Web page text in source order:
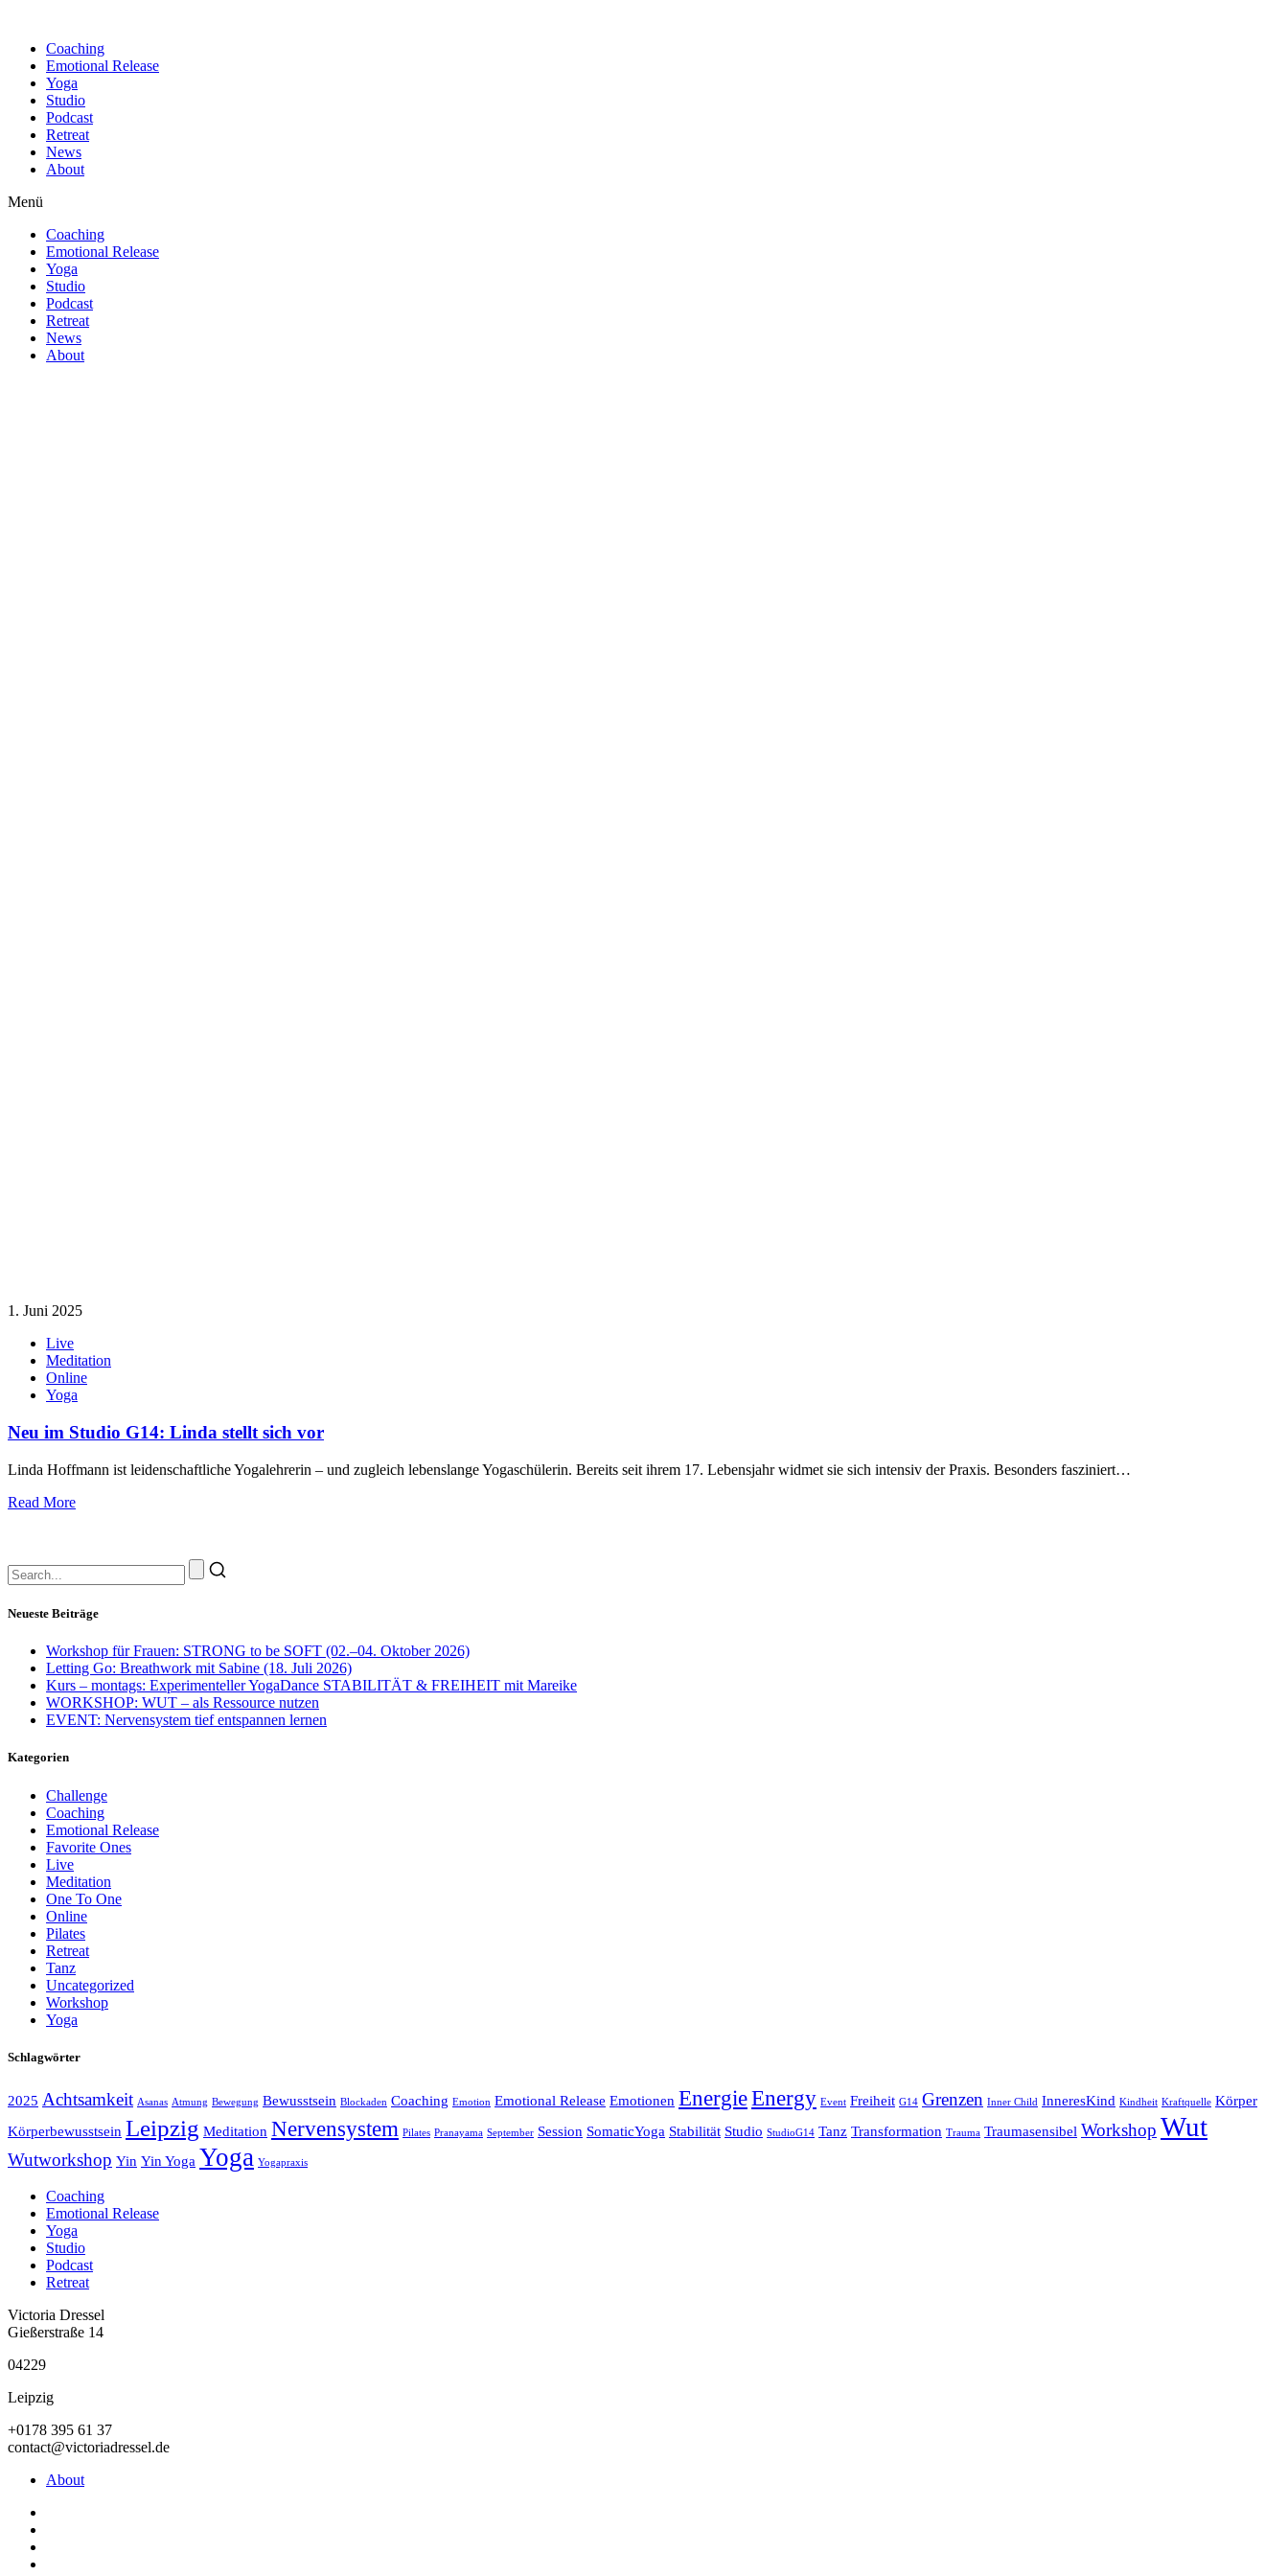
Coaching
Emotional Release
Yoga
Studio
Podcast
Retreat
News
About
Menü
Coaching
Emotional Release
Yoga
Studio
Podcast
Retreat
News
About
1. Juni 2025
Live
Meditation
Online
Yoga
Neu im Studio G14: Linda stellt sich vor
Linda Hoffmann ist leidenschaftliche Yogalehrerin – und zugleich lebenslange Yogaschülerin. Bereits seit ihrem 17. Lebensjahr widmet sie sich intensiv der Praxis. Besonders fasziniert…
Read More
Neueste Beiträge
Workshop für Frauen: STRONG to be SOFT (02.–04. Oktober 2026)
Letting Go: Breathwork mit Sabine (18. Juli 2026)
Kurs – montags: Experimenteller YogaDance STABILITÄT & FREIHEIT mit Mareike
WORKSHOP: WUT – als Ressource nutzen
EVENT: Nervensystem tief entspannen lernen
Kategorien
Challenge
Coaching
Emotional Release
Favorite Ones
Live
Meditation
One To One
Online
Pilates
Retreat
Tanz
Uncategorized
Workshop
Yoga
Schlagwörter
2025 Achtsamkeit Asanas Atmung Bewegung Bewusstsein Blockaden Coaching Emotion Emotional Release Emotionen EnergieEnergy Event Freiheit G14 Grenzen Inner Child InneresKind Kindheit Kraftquelle Körper
Körperbewusstsein Leipzig Meditation Nervensystem Pilates Pranayama September Session SomaticYoga Stabilität Studio StudioG14 Tanz Transformation Trauma Traumasensibel Workshop Wut
Wutworkshop Yin Yin Yoga Yoga Yogapraxis
Coaching
Emotional Release
Yoga
Studio
Podcast
Retreat
Victoria Dressel
Gießerstraße 14
04229
Leipzig
+0178 395 61 37
contact@victoriadressel.de
About